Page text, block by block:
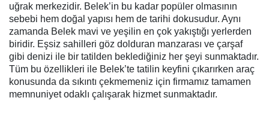
uğrak merkezidir. Belek’in bu kadar popüler olmasının
sebebi hem doğal yapısı hem de tarihi dokusudur. Aynı
zamanda Belek mavi ve yeşilin en çok yakıştığı yerlerden
biridir. Eşsiz sahilleri göz dolduran manzarası ve çarşaf
gibi denizi ile bir tatilden beklediğiniz her şeyi sunmaktadır.
Tüm bu özellikleri ile Belek’te tatilin keyfini çıkarırken araç
konusunda da sıkıntı çekmemeniz için firmamız tamamen
memnuniyet odaklı çalışarak hizmet sunmaktadır.